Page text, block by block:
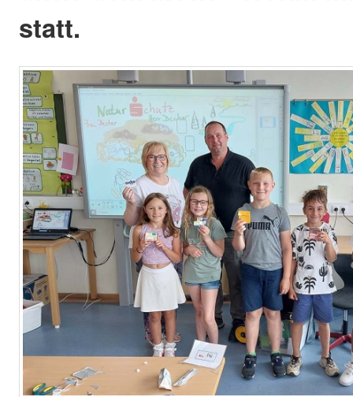
statt.